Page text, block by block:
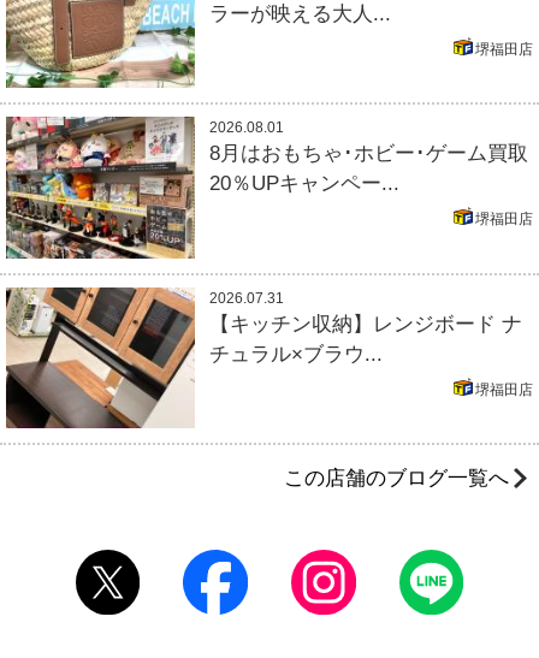
ラーが映える大人...
堺福田店
2026.08.01
8月はおもちゃ･ホビー･ゲーム買取
20％UPキャンペー...
堺福田店
2026.07.31
【キッチン収納】レンジボード ナ
チュラル×ブラウ...
堺福田店
この店舗のブログ一覧へ